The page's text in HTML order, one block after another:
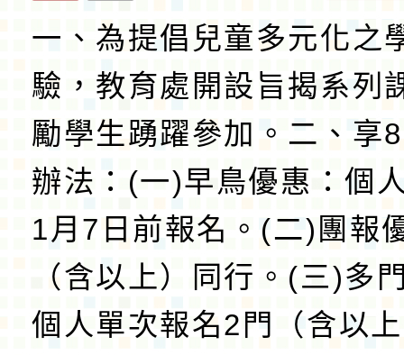
一、為提倡兒童多元化之
驗，教育處開設旨揭系列
勵學生踴躍參加。二、享
辦法：(一)早鳥優惠：個
1月7日前報名。(二)團報
（含以上）同行。(三)多
個人單次報名2門（含以